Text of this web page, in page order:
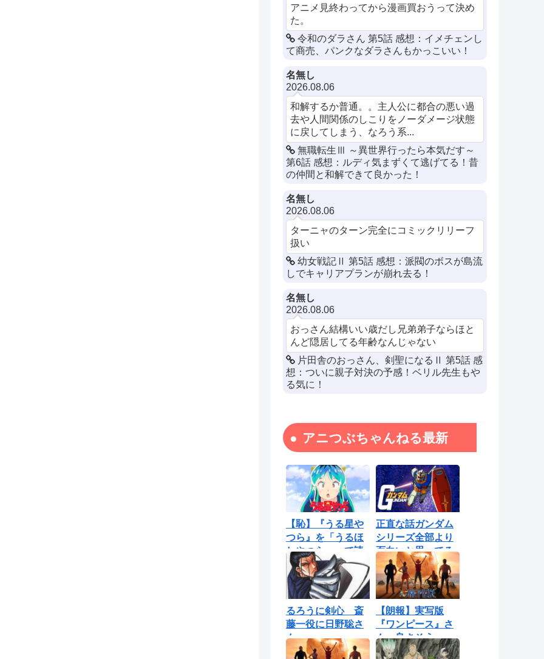
アニメ見終わってから漫画買おうって決め
た。
令和のダラさん 第5話 感想：イメチェンし
て商売、パンクなダラさんもかっこいい！
名無し
2026.08.06
和解するか普通。。主人公に都合の悪い過
去や人間関係のしこりをノーダメージ状態
に戻してしまう、なろう系...
無職転生Ⅲ ～異世界行ったら本気だす～
第6話 感想：ルディ気まずくて逃げてる！昔
の仲間と和解できて良かった！
名無し
2026.08.06
ターニャのターン完全にコミックリリーフ
扱い
幼女戦記Ⅱ 第5話 感想：派閥のボスが島流
しでキャリアプランが崩れ去る！
名無し
2026.08.06
おっさん結構いい歳だし兄弟弟子ならほと
んど隠居してる年齢なんじゃない
片田舎のおっさん、剣聖になるⅡ 第5話 感
想：ついに親子対決の予感！ベリル先生もや
る気に！
アニつぶちゃんねる最新
【恥】『うる星や
つら』を「うるほ
しやつら」って読
んでたわ…勘...
正直な話ガンダム
シリーズ全部より
面白いと思ってる
ロボットアニ...
るろうに剣心 斎
藤一役に日野聡さ
ん
【朗報】実写版
『ワンピース』さ
ん、良さそう
【Netflix】